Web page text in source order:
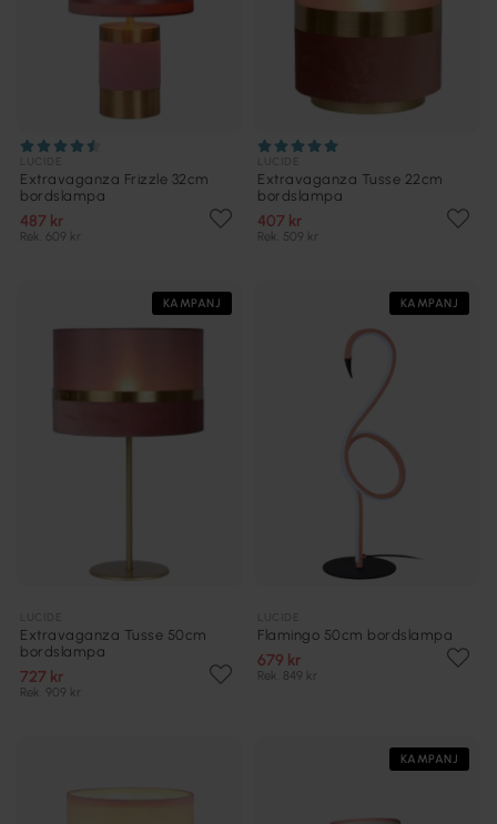
Extravaganza Frizzle 32cm
bordslampa
487 kr
Rek. 609 kr
Extravaganza Tusse 22cm
bordslampa
407 kr
Rek. 509 kr
KAMPANJ
Extravaganza Tusse 50cm
bordslampa
727 kr
Rek. 909 kr
KAMPANJ
Flamingo 50cm bordslampa
679 kr
Rek. 849 kr
KAMPANJ